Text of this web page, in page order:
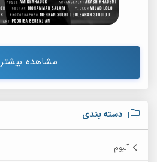
دسته بندی
آلبوم
مشاهده بیشتر